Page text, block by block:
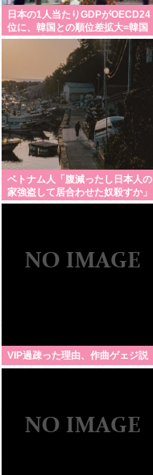
日本の1人当たりGDPがOECD24
位に、韓国との順位差拡大=韓国
ネット「日本は止まっている」
ベトナム人「腹減ったし日本人の
家強盗して居合わせた奴殺すか」
VIP過疎った理由、作曲ゲェジ説